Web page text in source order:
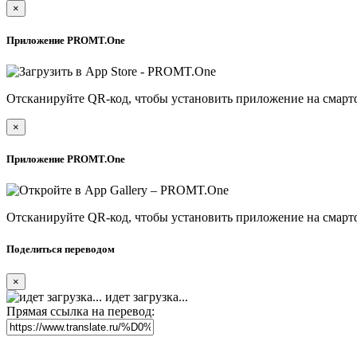
×
Приложение PROMT.One
Отсканируйте QR-код, чтобы установить приложение на
×
Приложение PROMT.One
Отсканируйте QR-код, чтобы установить приложение на
Поделиться переводом
×
идет загрузка...
Прямая ссылка на перевод: